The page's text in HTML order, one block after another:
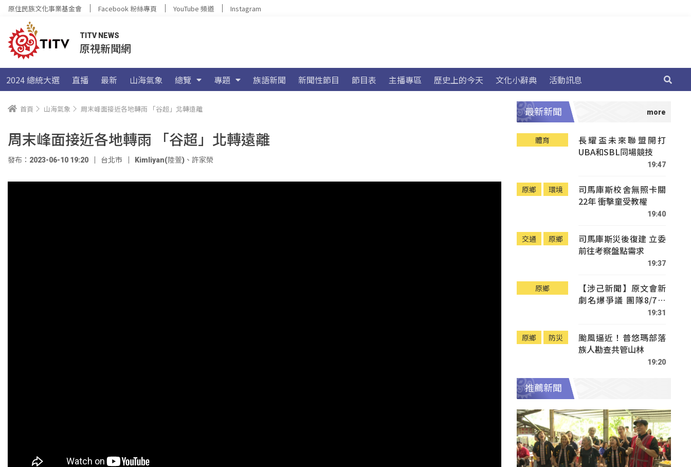
原住民族文化事業基金會 Facebook 粉絲專頁 YouTube 頻道 Instagram
TITV NEWS
原視新聞網
2024 總統大選 直播 最新 山海氣象 總覽 專題 族語新聞 新聞性節目 節目表 主播專區 歷史上的今天 文化小辭典 活動訊息
首頁 山海氣象 周末峰面接近各地轉雨 「谷超」北轉遠離
周末峰面接近各地轉雨 「谷超」北轉遠離
發布：2023-06-10 19:20 台北市 Kimliyan(陸萱) 、 許家榮
最新新聞
體育
長耀盃未來聯盟開打
UBA和SBL同場競技
19:47
原鄉 環境
司馬庫斯校舍無照卡關
22年 衝擊童受教權
19:40
交通 原鄉
司馬庫斯災後復建 立委
前往考察盤點需求
19:37
原鄉
【涉己新聞】原文會新
劇名爆爭議 團隊8/7赴
19:31
原鄉 防災
颱風逼近！普悠瑪部落
族人勘查共管山林
19:20
推薦新聞